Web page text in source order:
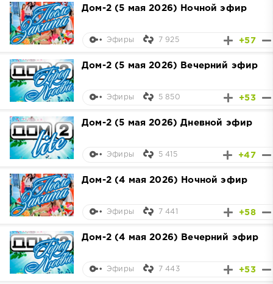
Дом-2 (5 мая 2026) Ночной эфир
+57
Эфиры 7 925
Дом-2 (5 мая 2026) Вечерний эфир
+53
Эфиры 5 850
Дом-2 (5 мая 2026) Дневной эфир
+47
Эфиры 5 415
Дом-2 (4 мая 2026) Ночной эфир
+58
Эфиры 7 441
Дом-2 (4 мая 2026) Вечерний эфир
+53
Эфиры 7 443